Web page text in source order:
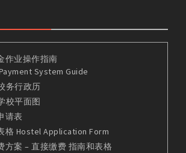
作业操作指南
System Guide
务行政历
校平面图
请表
格 Hostel Application Form
方案 – 直接缴费 指南和表格